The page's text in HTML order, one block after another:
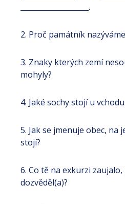
___________________.
2. Proč památník
3. Znaky kterých zemí
mohyly?
4. Jaké sochy stojí u
5. Jak se jmenuje obec, na
stojí?
6. Co tě na exkurzi
dozvěděl(a)?